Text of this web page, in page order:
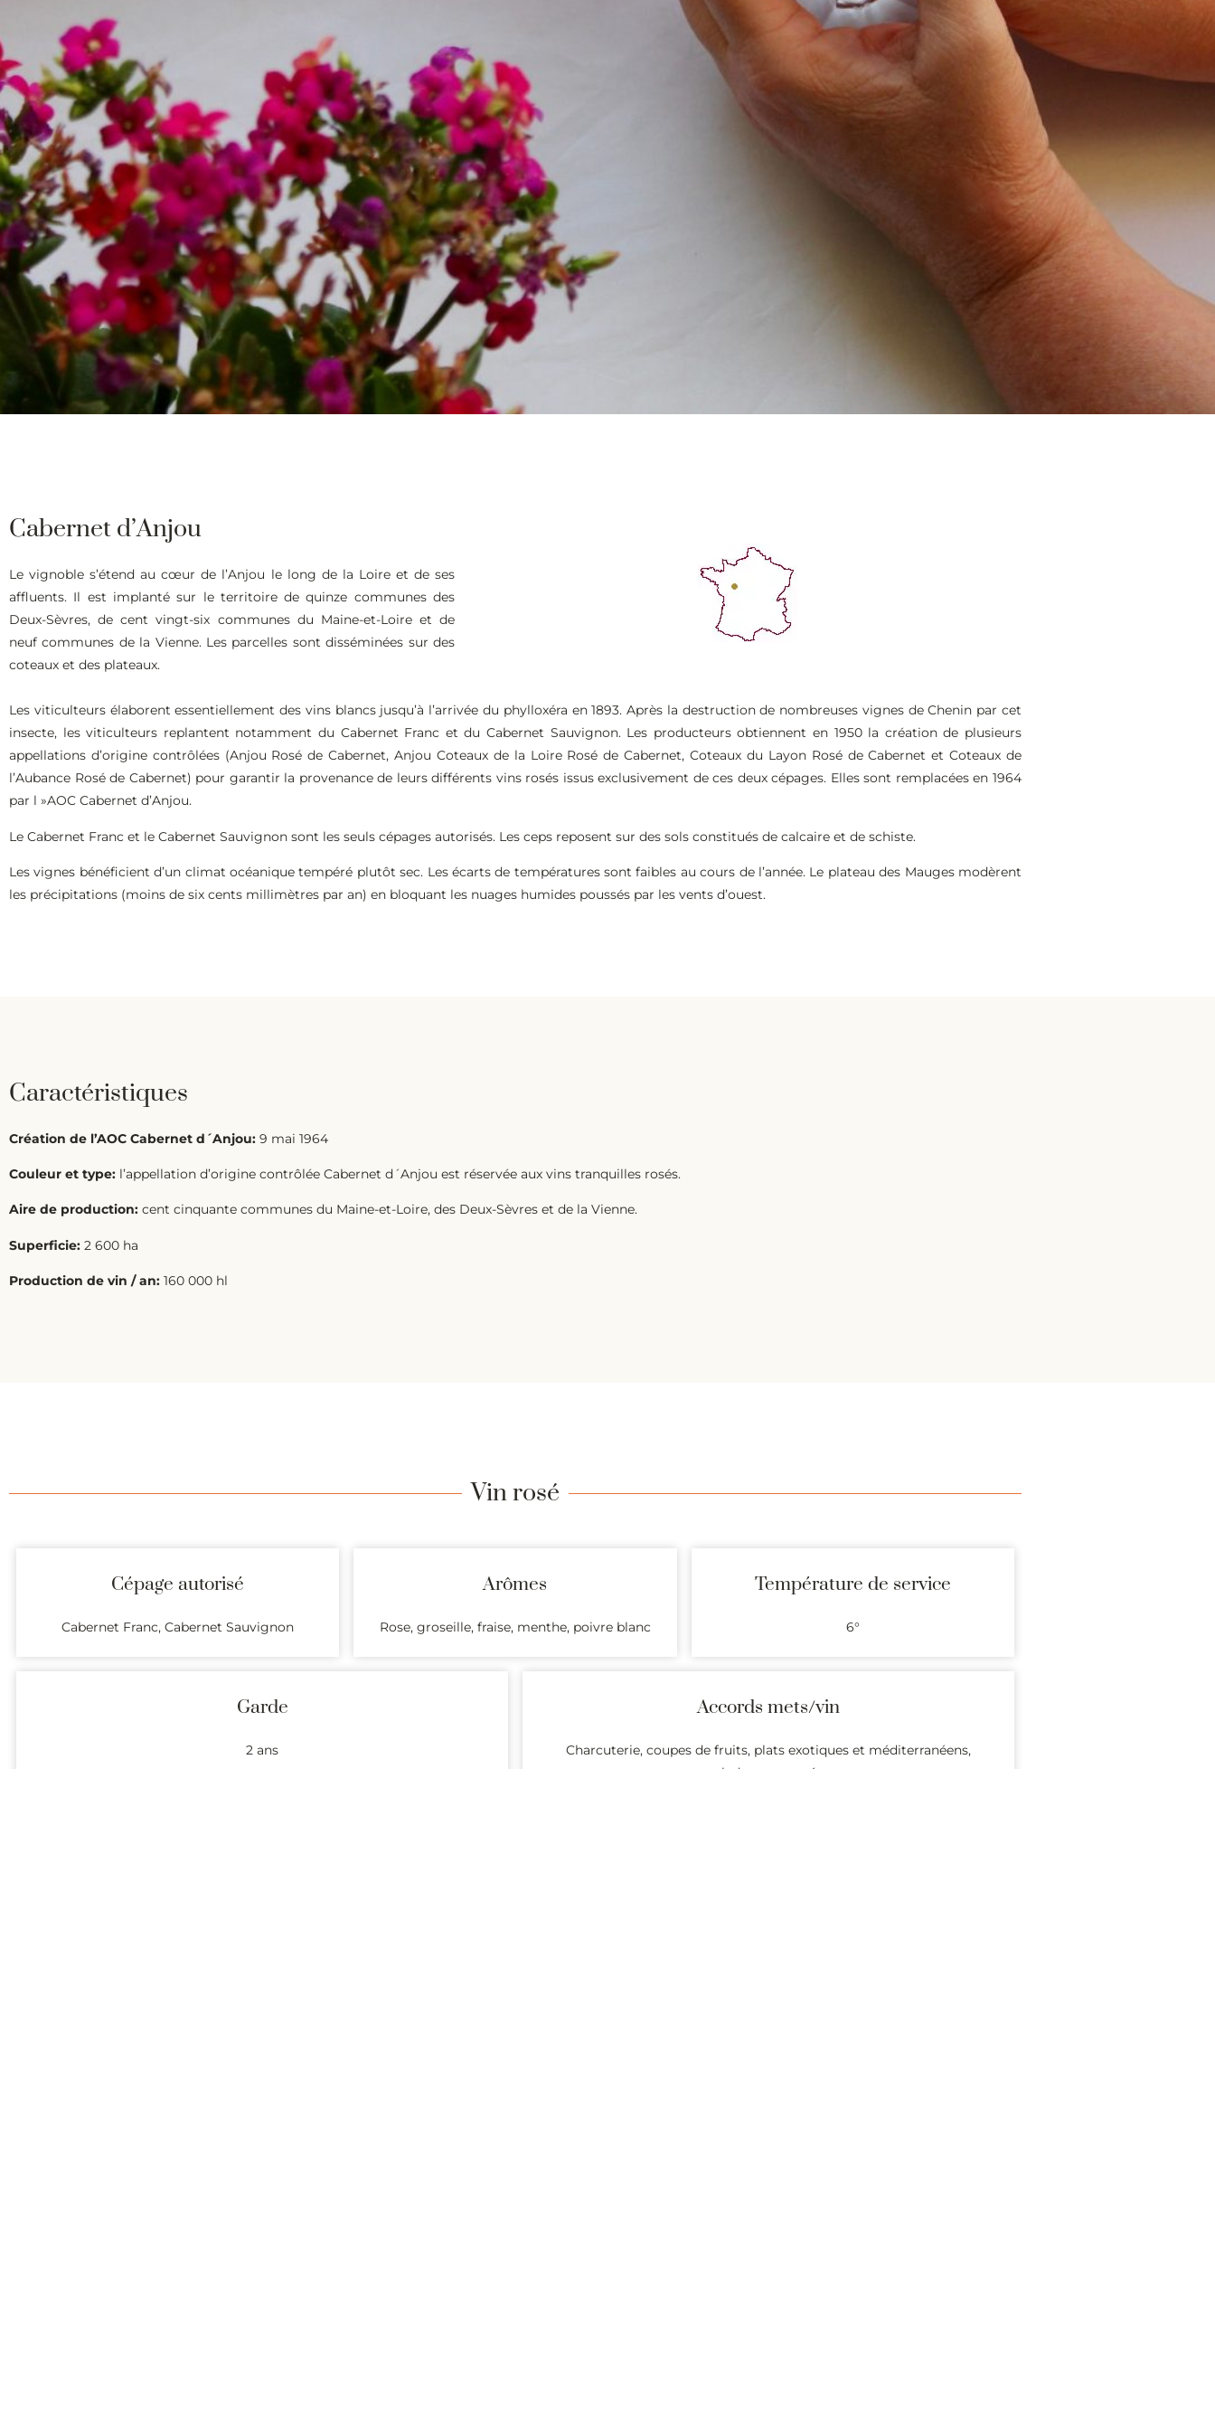
Cabernet d’Anjou
Le vignoble s’étend au cœur de l’Anjou le long de la Loire et de ses
affluents. Il est implanté sur le territoire de quinze communes des
Deux-Sèvres, de cent vingt-six communes du Maine-et-Loire et de
neuf communes de la Vienne. Les parcelles sont disséminées sur des
coteaux et des plateaux.
Les viticulteurs élaborent essentiellement des vins blancs jusqu’à l’arrivée du phylloxéra en 1893. Après la destruction de nombreuses vignes de Chenin par cet
insecte, les viticulteurs replantent notamment du Cabernet Franc et du Cabernet Sauvignon. Les producteurs obtiennent en 1950 la création de plusieurs
appellations d’origine contrôlées (Anjou Rosé de Cabernet, Anjou Coteaux de la Loire Rosé de Cabernet, Coteaux du Layon Rosé de Cabernet et Coteaux de
l’Aubance Rosé de Cabernet) pour garantir la provenance de leurs différents vins rosés issus exclusivement de ces deux cépages. Elles sont remplacées en 1964
par l »AOC Cabernet d’Anjou.
Le Cabernet Franc et le Cabernet Sauvignon sont les seuls cépages autorisés. Les ceps reposent sur des sols constitués de calcaire et de schiste.
Les vignes bénéficient d’un climat océanique tempéré plutôt sec. Les écarts de températures sont faibles au cours de l’année. Le plateau des Mauges modèrent
les précipitations (moins de six cents millimètres par an) en bloquant les nuages humides poussés par les vents d’ouest.
Caractéristiques
Création de l’AOC Cabernet d´Anjou: 9 mai 1964
Couleur et type: l’appellation d’origine contrôlée Cabernet d´Anjou est réservée aux vins tranquilles rosés.
Aire de production: cent cinquante communes du Maine-et-Loire, des Deux-Sèvres et de la Vienne.
Superficie: 2 600 ha
Production de vin / an: 160 000 hl
Vin rosé
Cépage autorisé
Cabernet Franc, Cabernet Sauvignon
Arômes
Rose, groseille, fraise, menthe, poivre blanc
Température de service
6°
Garde
2 ans
Accords mets/vin
Charcuterie, coupes de fruits, plats exotiques et méditerranéens,
salades composées